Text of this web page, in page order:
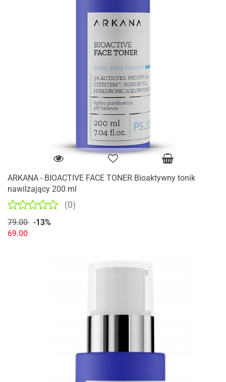
ARKANA - BIOACTIVE FACE TONER Bioaktywny tonik
nawilżający 200 ml
(0)
79.00 -13%
69.00